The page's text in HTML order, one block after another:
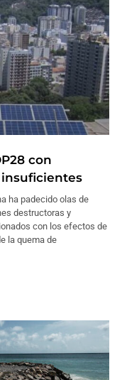
con
ha padecido olas de
destructoras y
con los efectos de
la quema de